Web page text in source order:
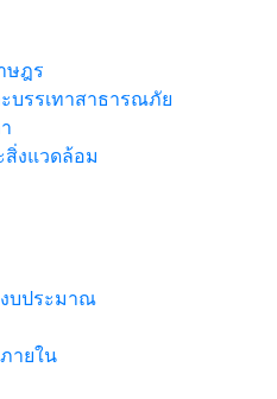
ษฎร
บรรเทาสาธารณภัย
งแวดล้อม
บประมาณ
ายใน